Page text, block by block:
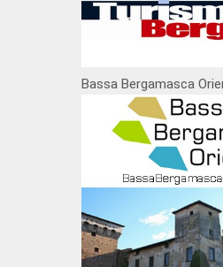
Bassa Bergamasca